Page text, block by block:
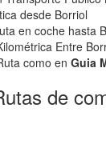
desde Borriol
en coche hasta
Entre
como en Guia
de